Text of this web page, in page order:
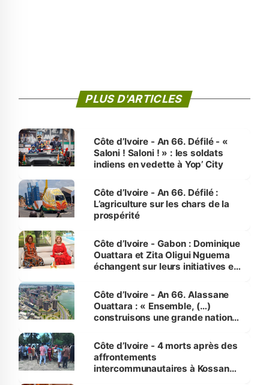
PLUS D'ARTICLES
Côte d’Ivoire - An 66. Défilé - «
Saloni ! Saloni ! » : les soldats
indiens en vedette à Yop’ City
Côte d’Ivoire - An 66. Défilé :
L’agriculture sur les chars de la
prospérité
Côte d’Ivoire - Gabon : Dominique
Ouattara et Zita Oligui Nguema
échangent sur leurs initiatives en
enfants
Côte d’Ivoire - An 66. Alassane
Ouattara : « Ensemble, (…)
construisons une grande nation
générations futures »
Côte d’Ivoire - 4 morts après des
affrontements
intercommunautaires à Kossandji